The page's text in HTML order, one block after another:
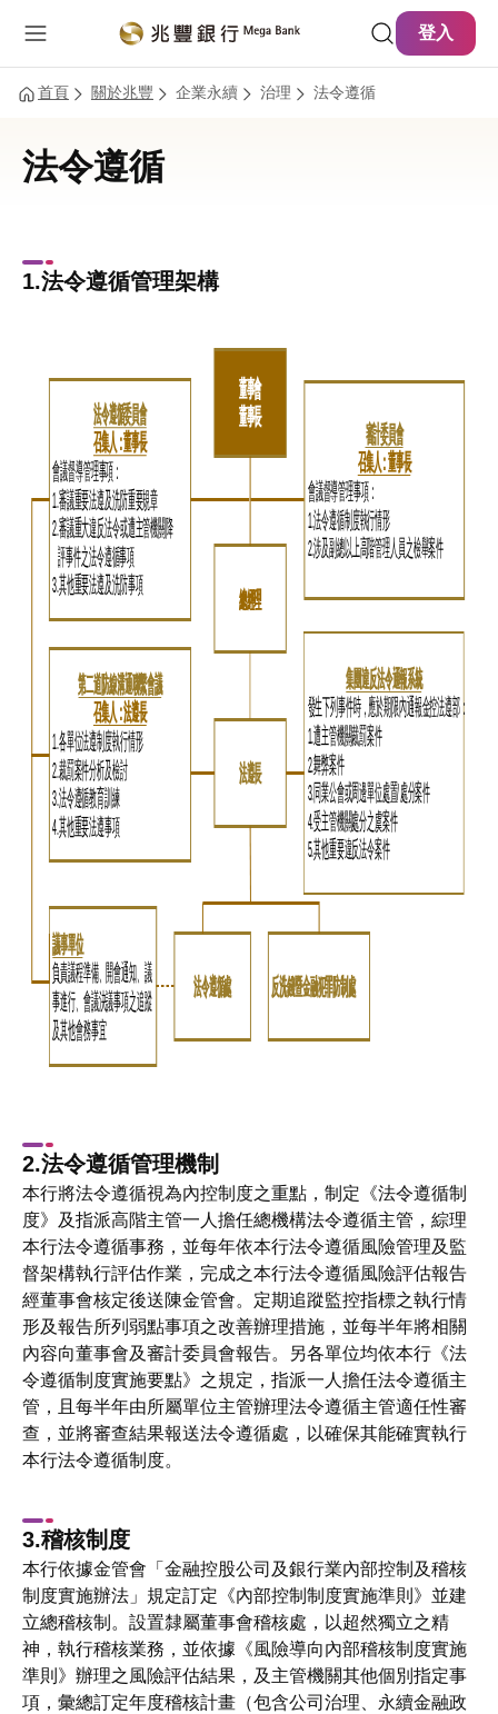
登入
首頁 關於兆豐 企業永續 治理 法令遵循
法令遵循
1.法令遵循管理架構
2.法令遵循管理機制
本行將法令遵循視為內控制度之重點，制定《法令遵循制
度》及指派高階主管一人擔任總機構法令遵循主管，綜理
本行法令遵循事務，並每年依本行法令遵循風險管理及監
督架構執行評估作業，完成之本行法令遵循風險評估報告
經董事會核定後送陳金管會。定期追蹤監控指標之執行情
形及報告所列弱點事項之改善辦理措施，並每半年將相關
內容向董事會及審計委員會報告。另各單位均依本行《法
令遵循制度實施要點》之規定，指派一人擔任法令遵循主
管，且每半年由所屬單位主管辦理法令遵循主管適任性審
查，並將審查結果報送法令遵循處，以確保其能確實執行
本行法令遵循制度。
3.稽核制度
本行依據金管會「金融控股公司及銀行業內部控制及稽核
制度實施辦法」規定訂定《內部控制制度實施準則》並建
立總稽核制。設置隸屬董事會稽核處，以超然獨立之精
神，執行稽核業務，並依據《風險導向內部稽核制度實施
準則》辦理之風險評估結果，及主管機關其他個別指定事
項，彙總訂定年度稽核計畫（包含公司治理、永續金融政